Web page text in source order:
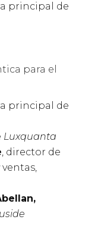
principal de
para el
principal de
Luxquanta
, director de